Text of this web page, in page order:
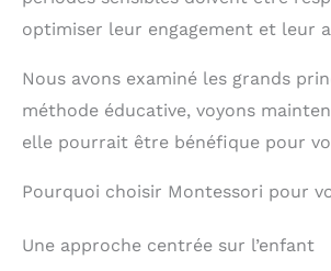
Apprendre de manière ludique avec
des chiffres, des signes
l'apprentissage amusant, enrichit
application:Bâtons d'intelligence
colorée non seulement pour les
mais aussi pour le jeu imaginatif et
bonne occasion d'améliorer la relation
optimiser leur engagement et leur
Nous avons examiné les grands
méthode éducative, voyons
elle pourrait être bénéfique pour
Pourquoi choisir Montessori pour
Une approche centrée sur l’enfant